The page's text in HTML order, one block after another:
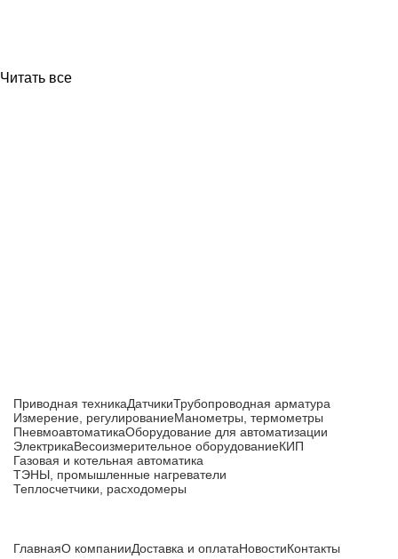
Читать все
Приводная техникаДатчикиТрубопроводная арматура
Измерение, регулированиеМанометры, термометры
ПневмоавтоматикаОборудование для автоматизации
ЭлектрикаВесоизмерительное оборудованиеКИП
Газовая и котельная автоматика
ТЭНЫ, промышленные нагреватели
Теплосчетчики, расходомеры
ГлавнаяО компанииДоставка и оплатаНовостиКонтакты